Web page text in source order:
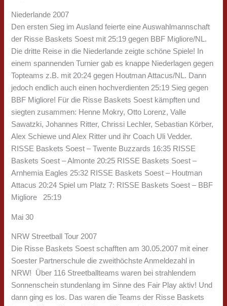
Niederlande 2007
Den ersten Sieg im Ausland feierte eine Auswahlmannschaft
der Risse Baskets Soest mit 25:19 gegen BBF Migliore/NL.
Die dritte Reise in die Niederlande zeigte schöne Spiele! In
einem spannenden Turnier gab es knappe Niederlagen gegen
Topteams z.B. mit 20:24 gegen Houtman Attacus/NL. Dann
jedoch endlich auch einen hochverdienten 25:19 Sieg gegen
BBF Migliore! Für die Risse Baskets Soest kämpften und
siegten zusammen: Henne Mokry, Otto Lorenz, Valle
Sawatzki, Johannes Ritter, Chrissi Lechler, Sebastian Körber,
Alex Schiewe und Alex Ritter und ihr Coach Uli Vedder.
RISSE Baskets Soest – Twente Buzzards 16:35 RISSE
Baskets Soest – Almonte 20:25 RISSE Baskets Soest –
Arnhemia Eagles 25:32 RISSE Baskets Soest – Houtman
Attacus 20:24 Spiel um Platz 7: RISSE Baskets Soest – BBF
Migliore 25:19
Mai 30
NRW Streetball Tour 2007
Die Risse Baskets Soest schafften am 30.05.2007 mit einer
Soester Partnerschule die zweithöchste Anmeldezahl in
NRW! Über 116 Streetballteams waren bei strahlendem
Sonnenschein stundenlang im Sinne des Fair Play aktiv! Und
dann ging es los. Das waren die Teams der Risse Baskets